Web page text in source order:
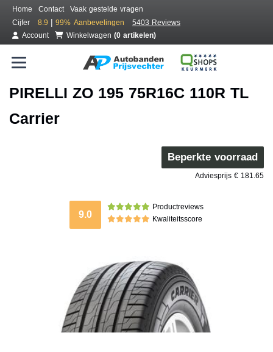
Home Contact
Vaak gestelde vragen
Cijfer
8.9 | 99% Aanbevelingen
5403 Reviews
Account
Winkelwagen (0 artikelen)
PIRELLI ZO 195 75R16C 110R TL
Carrier
Beperkte voorraad
Adviesprijs € 181.65
9.0
Productreviews
Kwaliteitsscore